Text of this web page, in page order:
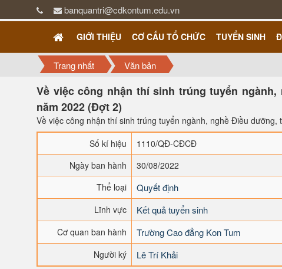
banquantri@cdkontum.edu.vn
GIỚI THIỆU CƠ CẤU TỔ CHỨC TUYỂN SINH
Trang nhất Văn bản
Về việc công nhận thí sinh trúng tuyển
năm 2022 (Đợt 2)
Về việc công nhận thí sinh trúng tuyển ngành, nghề Điều
Số kí hiệu
1110/QĐ-CĐCĐ
Ngày ban hành
30/08/2022
Thể loại
Quyết định
Lĩnh vực Kết quả tuyển sinh
Cơ quan ban hành Trường Cao đẳng Kon Tum
Người ký Lê Trí Khải